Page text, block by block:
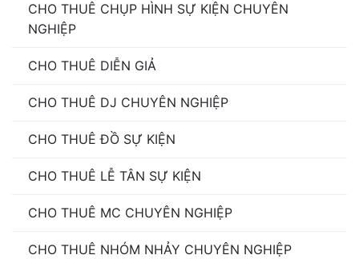
CHO THUÊ CHỤP HÌNH SỰ KIỆN CHUYÊN
NGHIỆP
CHO THUÊ DIỄN GIẢ
CHO THUÊ DJ CHUYÊN NGHIỆP
CHO THUÊ ĐỒ SỰ KIỆN
CHO THUÊ LỄ TÂN SỰ KIỆN
CHO THUÊ MC CHUYÊN NGHIỆP
CHO THUÊ NHÓM NHẢY CHUYÊN NGHIỆP